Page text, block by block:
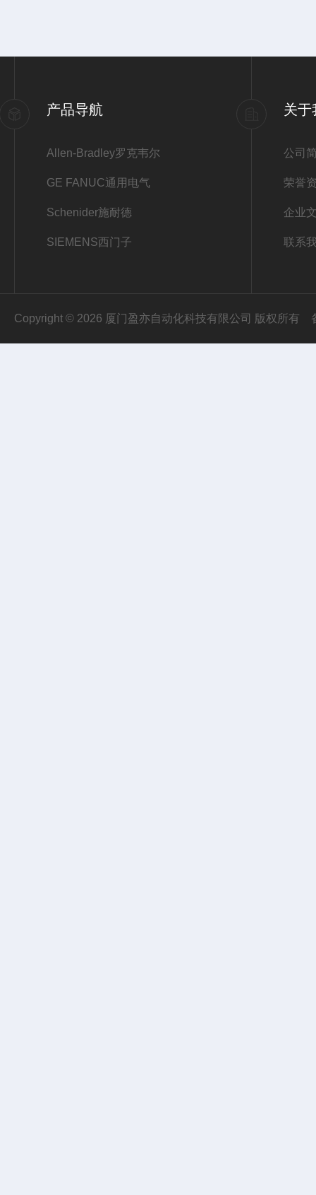
产品导航
Allen-Bradley罗克韦尔
GE FANUC通用电气
Schenider施耐德
SIEMENS西门子
关于
公司
荣誉
企业
联系
Copyright © 2026 厦门盈亦自动化科技有限公司 版权所有